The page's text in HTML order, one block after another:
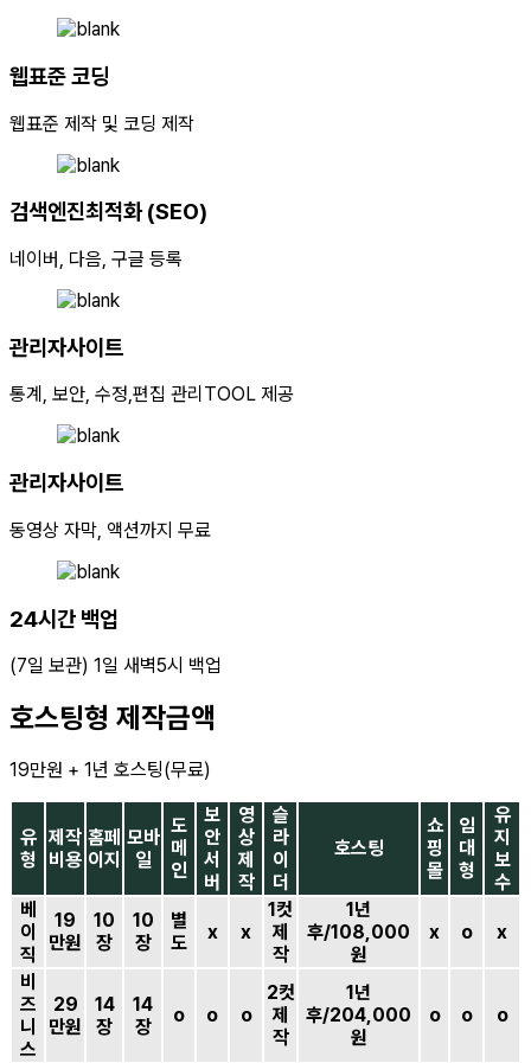
웹표준 코딩
웹표준 제작 및 코딩 제작
검색엔진최적화 (SEO)
네이버, 다음, 구글 등록
관리자사이트
통계, 보안, 수정,편집 관리TOOL 제공
관리자사이트
동영상 자막, 액션까지 무료
24시간 백업
(7일 보관) 1일 새벽5시 백업
호스팅형 제작금액
19만원 + 1년 호스팅(무료)
유
형
제작
비용
홈페
이지
모바
일
도
메
인
보
안
서
버
영
상
제
작
슬
라
이
더
호스팅
쇼
핑
몰
임
대
형
유
지
보
수
베
이
직
19
만원
10
장
10
장
별
도
x x
1컷
제
작
1년
후/108,000
원
x o x
비
즈
니
스
29
만원
14
장
14
장
o o o
2컷
제
작
1년
후/204,000
원
o o o